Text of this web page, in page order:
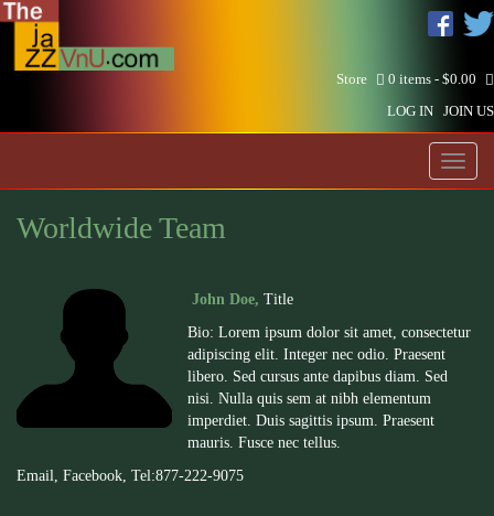
Store 0 items - $0.00
LOG IN JOIN US
Toggle
Worldwide Team
John Doe, Title
Bio: Lorem ipsum dolor sit amet, consectetur
adipiscing elit. Integer nec odio. Praesent
libero. Sed cursus ante dapibus diam. Sed
nisi. Nulla quis sem at nibh elementum
imperdiet. Duis sagittis ipsum. Praesent
mauris. Fusce nec tellus.
Email, Facebook, Tel:877-222-9075